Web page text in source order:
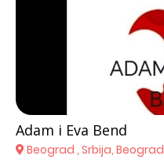
Adam i Eva Bend
Beograd , Srbija, Beograd